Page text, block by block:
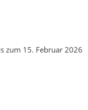
zum 15. Februar 2026